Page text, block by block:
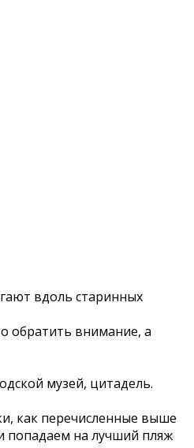
вдоль старинных
обратить внимание, а
музей, цитадель.
как перечисленные выше
попадаем на лучший пляж